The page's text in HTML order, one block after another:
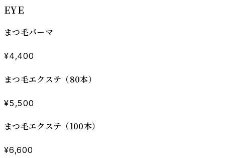
EYE
まつ毛パーマ
¥4,400
まつ毛エクステ（80本）
¥5,500
まつ毛エクステ（100本）
¥6,600